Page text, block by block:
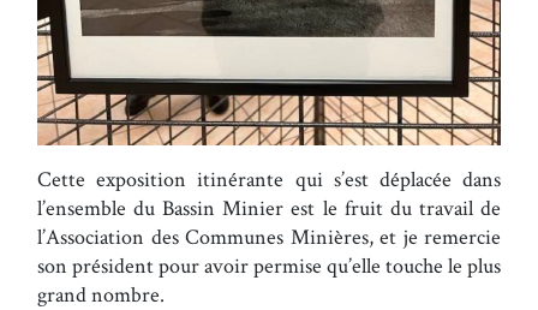
Cette exposition itinérante qui s’est déplacée dans
l’ensemble du Bassin Minier est le fruit du travail de
l’Association des Communes Minières, et je remercie
son président pour avoir permise qu’elle touche le plus
grand nombre.